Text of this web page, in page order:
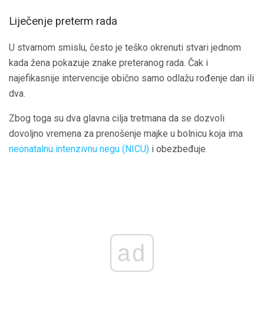
Liječenje preterm rada
U stvarnom smislu, često je teško okrenuti stvari jednom
kada žena pokazuje znake preteranog rada. Čak i
najefikasnije intervencije obično samo odlažu rođenje dan ili
dva.
Zbog toga su dva glavna cilja tretmana da se dozvoli
dovoljno vremena za prenošenje majke u bolnicu koja ima
neonatalnu intenzivnu negu (NICU) i obezbeđuje
ad